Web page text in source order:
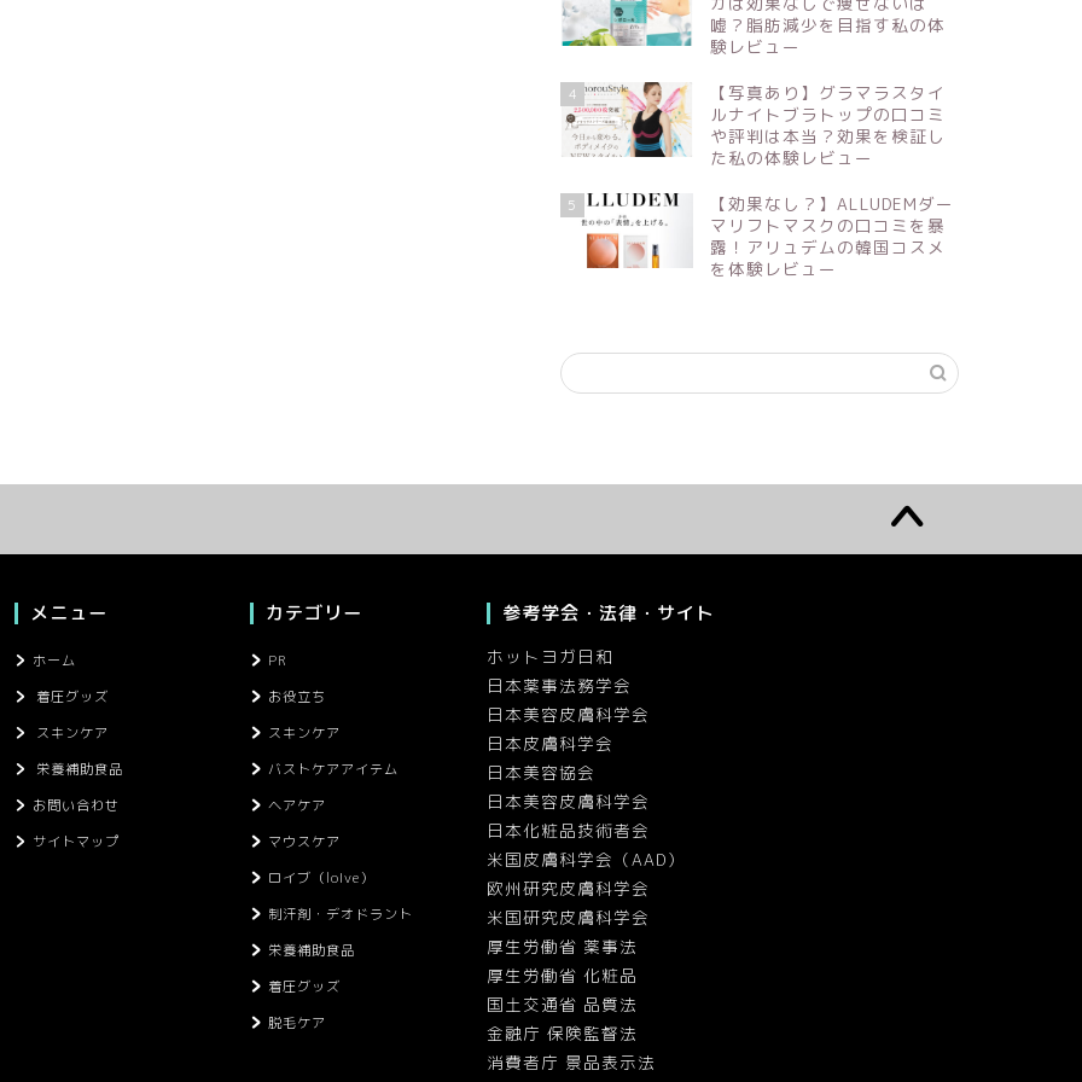
嘘？脂肪減少を目指す私の体
験レビュー
4
【写真あり】グラマラスタイ
ルナイトブラトップの口コミ
や評判は本当？効果を検証し
た私の体験レビュー
5
【効果なし？】ALLUDEMダー
マリフトマスクの口コミを暴
露！アリュデムの韓国コスメ
を体験レビュー
メニュー
ホーム
着圧グッズ
スキンケア
栄養補助食品
お問い合わせ
サイトマップ
カテゴリー
PR
お役立ち
スキンケア
バストケアアイテム
ヘアケア
マウスケア
ロイブ（loIve）
制汗剤・デオドラント
栄養補助食品
着圧グッズ
脱毛ケア
参考学会・法律・サイト
ホットヨガ日和
日本薬事法務学会
日本美容皮膚科学会
日本皮膚科学会
日本美容協会
日本美容皮膚科学会
日本化粧品技術者会
米国皮膚科学会（AAD）
欧州研究皮膚科学会
米国研究皮膚科学会
厚生労働省 薬事法
厚生労働省 化粧品
国土交通省 品質法
金融庁 保険監督法
消費者庁 景品表示法